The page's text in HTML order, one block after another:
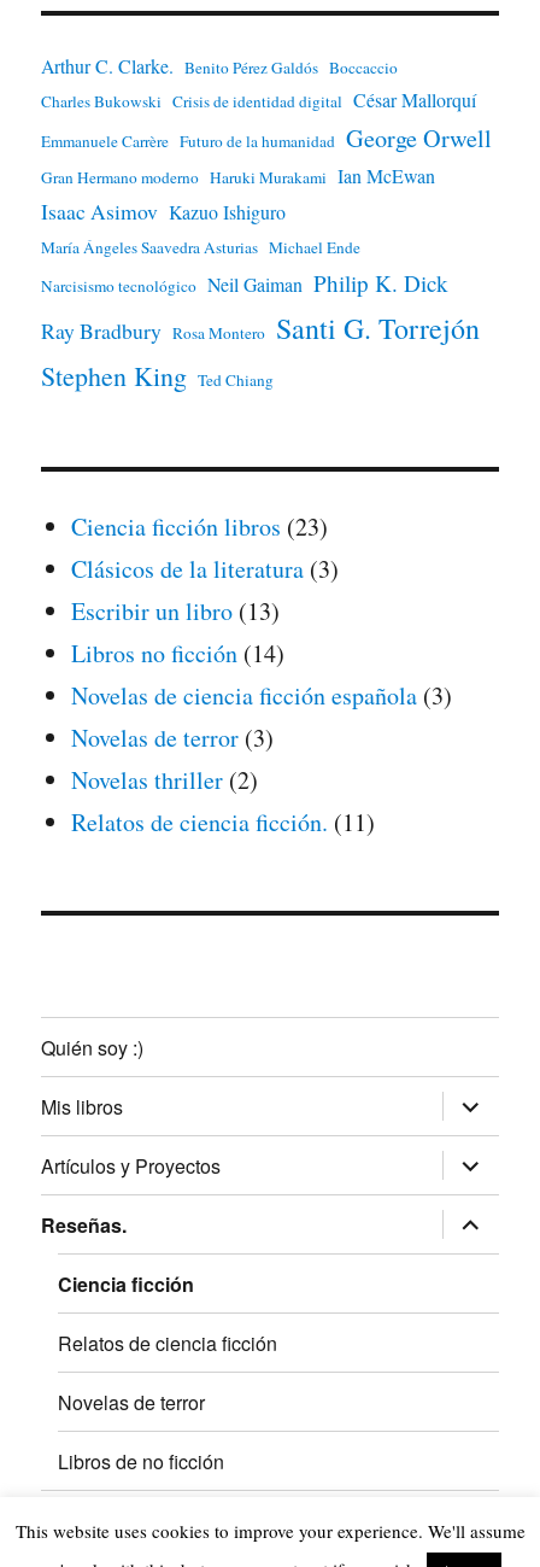
Arthur C. Clarke. Benito Pérez Galdós Boccaccio
Charles Bukowski Crisis de identidad digital César Mallorquí
Emmanuele Carrère Futuro de la humanidad George Orwell
Gran Hermano moderno Haruki Murakami Ian McEwan
Isaac Asimov Kazuo Ishiguro
María Ángeles Saavedra Asturias Michael Ende
Narcisismo tecnológico Neil Gaiman Philip K. Dick
Ray Bradbury Rosa Montero Santi G. Torrejón
Stephen King Ted Chiang
Ciencia ficción libros (23)
Clásicos de la literatura (3)
Escribir un libro (13)
Libros no ficción (14)
Novelas de ciencia ficción española (3)
Novelas de terror (3)
Novelas thriller (2)
Relatos de ciencia ficción. (11)
Quién soy :)
Mis libros expande
el
menú
inferior
Artículos y Proyectos expande
el
menú
inferior
Reseñas. expande
el
menú
Ciencia ficción
Relatos de ciencia ficción
Novelas de terror
Libros de no ficción
QuiénMis
ArtículosReseñas.
This website uses cookies to improve your experience. We'll assume